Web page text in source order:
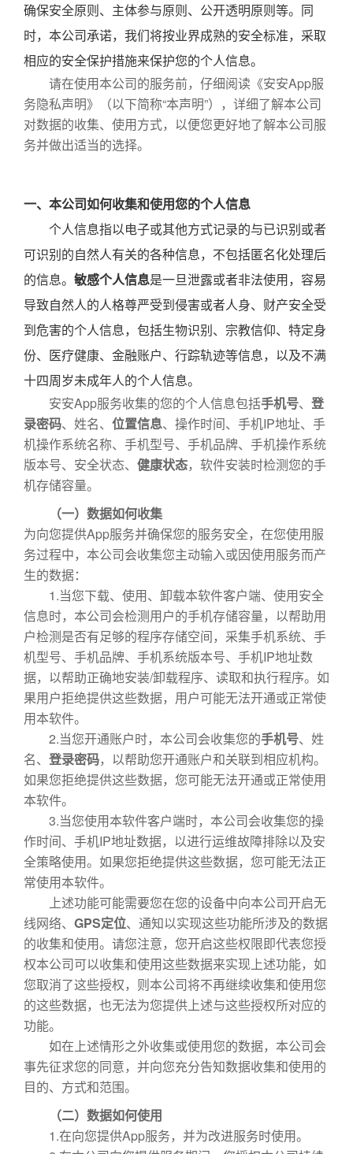
确保安全原则、主体参与原则、公开透明原则等。同
时，本公司承诺，我们将按业界成熟的安全标准，采取
相应的安全保护措施来保护您的个人信息。
请在使用本公司的服务前，仔细阅读《安安App服
务隐私声明》（以下简称“本声明”），详细了解本公司
对数据的收集、使用方式，以便您更好地了解本公司服
务并做出适当的选择。
一、本公司如何收集和使用您的个人信息
个人信息指以电子或其他方式记录的与已识别或者
可识别的自然人有关的各种信息，不包括匿名化处理后
的信息。 敏感个人信息是一旦泄露或者非法使用，容易
导致自然人的人格尊严受到侵害或者人身、财产安全受
到危害的个人信息，包括生物识别、宗教信仰、特定身
份、医疗健康、金融账户、行踪轨迹等信息，以及不满
十四周岁未成年人的个人信息。
安安App服务收集的您的个人信息包括手机号、 登
录密码、姓名、 位置信息、操作时间、手机IP地址、手
机操作系统名称、手机型号、手机品牌、手机操作系统
版本号、安全状态、 健康状态，软件安装时检测您的手
机存储容量。
（一）数据如何收集
为向您提供App服务并确保您的服务安全，在您使用服
务过程中，本公司会收集您主动输入或因使用服务而产
生的数据：
1.当您下载、使用、卸载本软件客户端、使用安全
信息时，本公司会检测用户的手机存储容量，以帮助用
户检测是否有足够的程序存储空间，采集手机系统、手
机型号、手机品牌、手机系统版本号、手机IP地址数
据，以帮助正确地安装/卸载程序、读取和执行程序。如
果用户拒绝提供这些数据，用户可能无法开通或正常使
用本软件。
2.当您开通账户时，本公司会收集您的手机号、姓
名、 登录密码，以帮助您开通账户和关联到相应机构。
如果您拒绝提供这些数据，您可能无法开通或正常使用
本软件。
3.当您使用本软件客户端时，本公司会收集您的操
作时间、手机IP地址数据，以进行运维故障排除以及安
全策略使用。如果您拒绝提供这些数据，您可能无法正
常使用本软件。
上述功能可能需要您在您的设备中向本公司开启无
线网络、 GPS定位、通知以实现这些功能所涉及的数据
的收集和使用。请您注意，您开启这些权限即代表您授
权本公司可以收集和使用这些数据来实现上述功能，如
您取消了这些授权，则本公司将不再继续收集和使用您
的这些数据，也无法为您提供上述与这些授权所对应的
功能。
如在上述情形之外收集或使用您的数据，本公司会
事先征求您的同意，并向您充分告知数据收集和使用的
目的、方式和范围。
（二）数据如何使用
1.在向您提供App服务，并为改进服务时使用。